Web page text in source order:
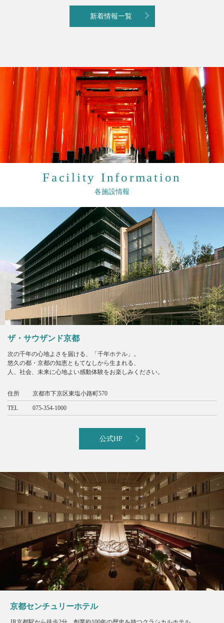
新着情報一覧
Facility Information
各施設情報
ザ・サウザンド京都
次の千年の心地よさを届ける、「千年ホテル」。
悠久の都・京都の知恵ともてなしから生まれる、
人、社会、未来に心地よい感動体験をお楽しみください。
住所 京都市下京区東塩小路町570
TEL 075-354-1000
公式HP
京都センチュリーホテル